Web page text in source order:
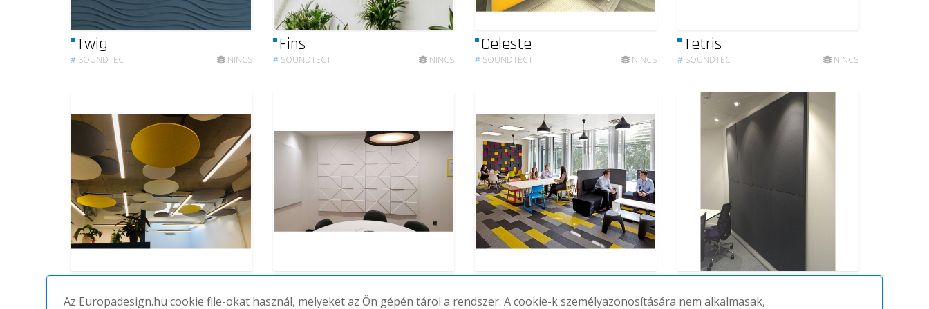
Twig
# SOUNDTECT NINCS
Fins
# SOUNDTECT NINCS
Celeste
# SOUNDTECT NINCS
Tetris
# SOUNDTECT NINCS
# SOUNDTECT NINCS #SOUNDTECT NINCS #SOUNDTECT NINCS #SOUNDTECT
Az Europadesign.hu cookie file-okat használ, melyeket az Ön gépén tárol a rendszer. A cookie-k személyazonosítására nem alkalmasak,